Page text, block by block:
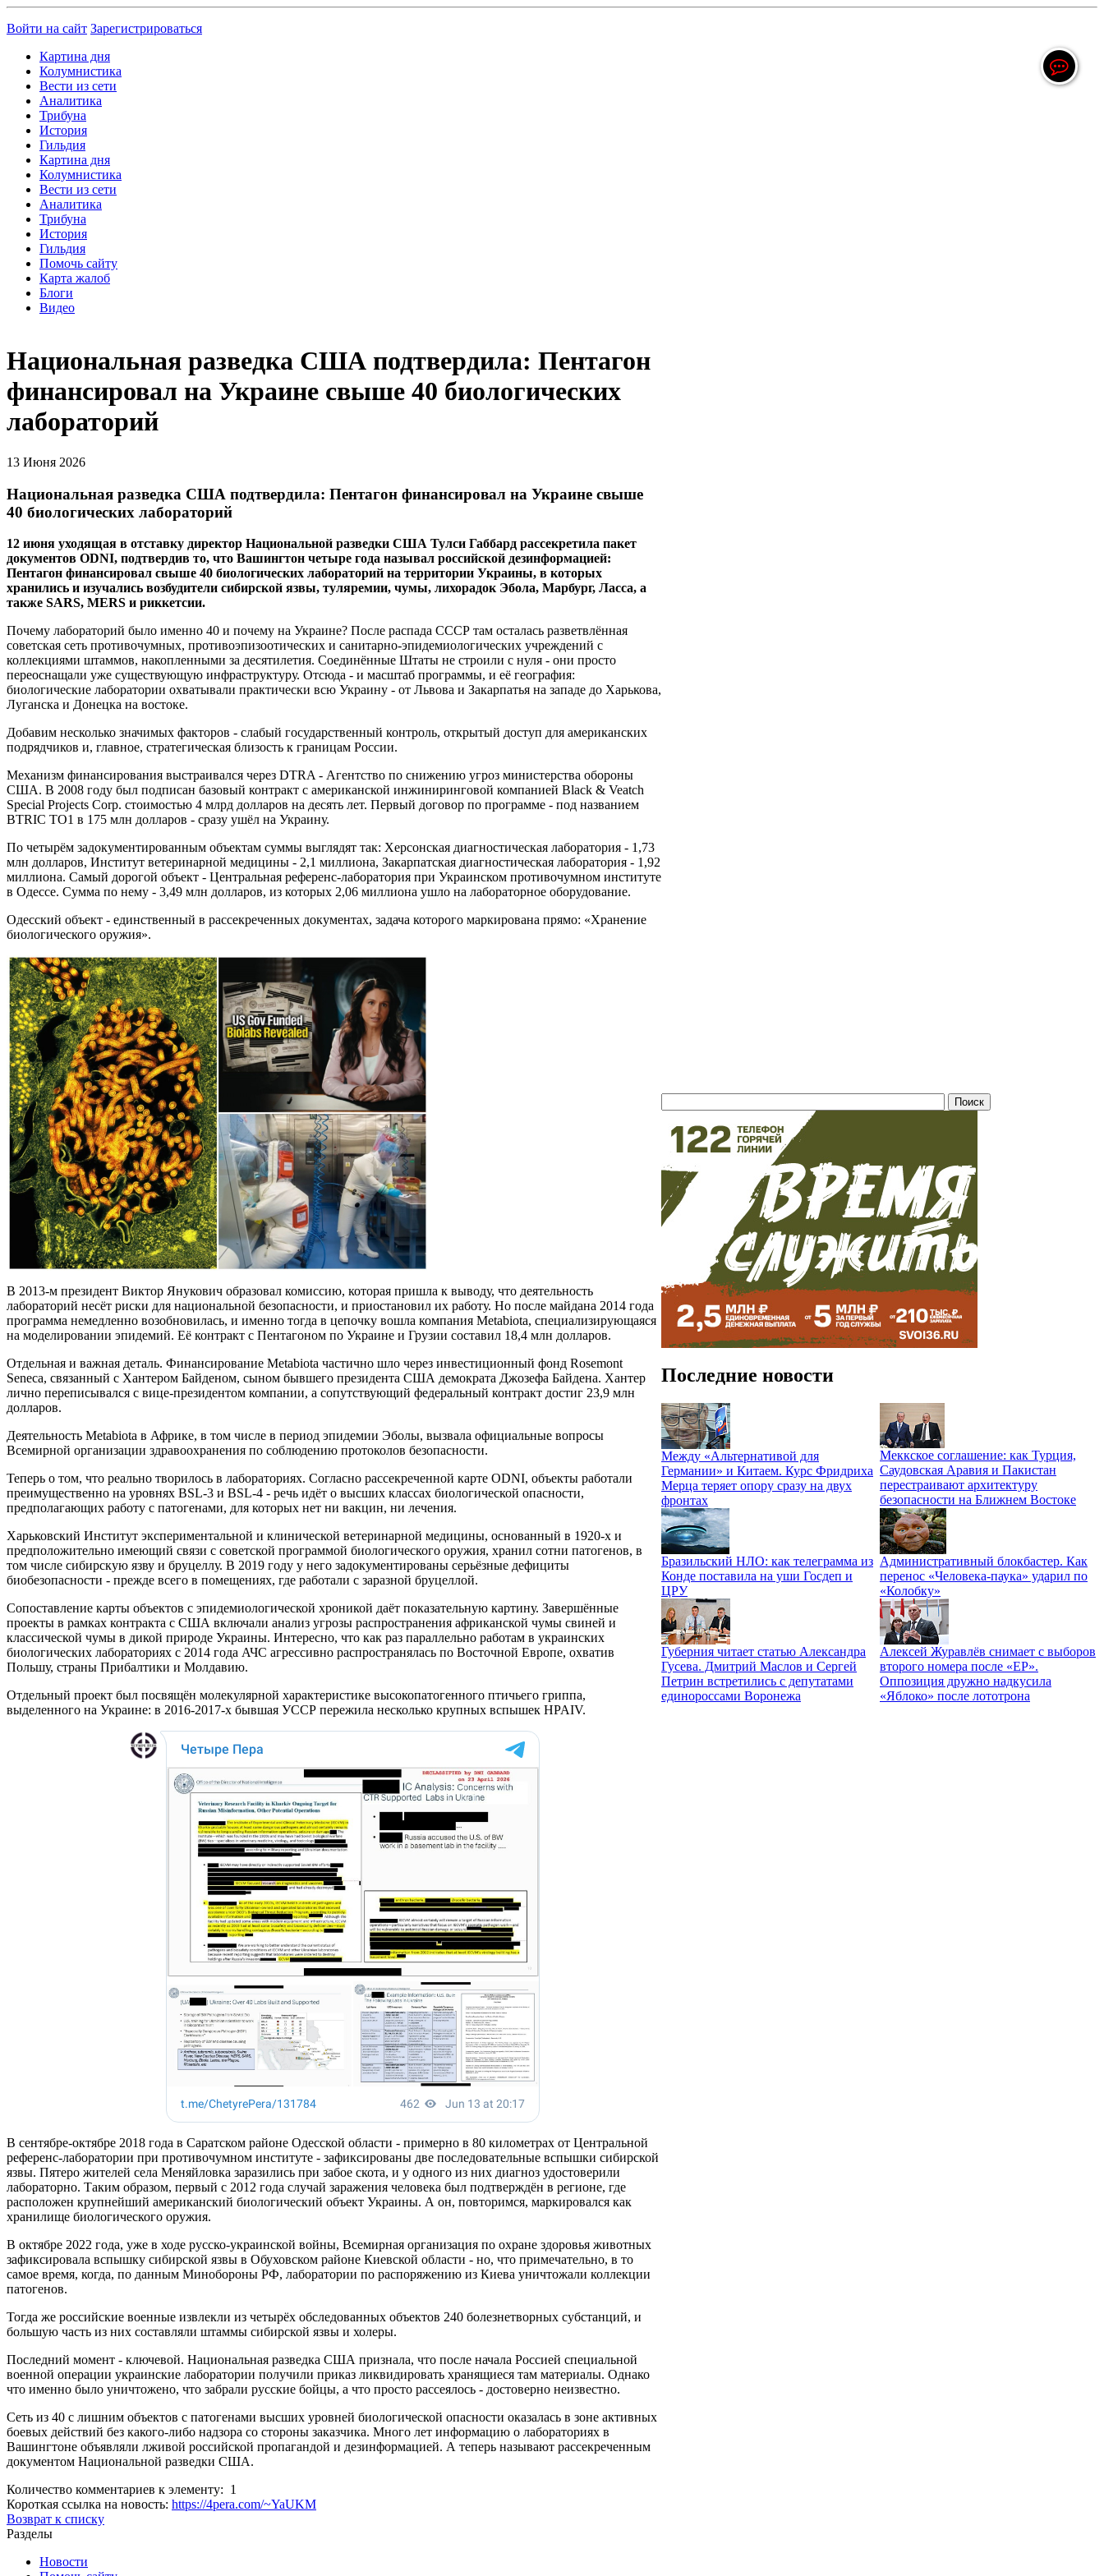
Войти на сайт Зарегистрироваться
Картина дня
Колумнистика
Вести из сети
Аналитика
Трибуна
История
Гильдия
Картина дня
Колумнистика
Вести из сети
Аналитика
Трибуна
История
Гильдия
Помочь сайту
Карта жалоб
Блоги
Видео
Национальная разведка США подтвердила: Пентагон
финансировал на Украине свыше 40 биологических
лабораторий
13 Июня 2026
Национальная разведка США подтвердила: Пентагон финансировал на Украине свыше
40 биологических лабораторий
12 июня уходящая в отставку директор Национальной разведки США Тулси Габбард рассекретила пакет
документов ODNI, подтвердив то, что Вашингтон четыре года называл российской дезинформацией:
Пентагон финансировал свыше 40 биологических лабораторий на территории Украины, в которых
хранились и изучались возбудители сибирской язвы, туляремии, чумы, лихорадок Эбола, Марбург, Ласса, а
также SARS, MERS и риккетсии.
Почему лабораторий было именно 40 и почему на Украине? После распада СССР там осталась разветвлённая
советская сеть противочумных, противоэпизоотических и санитарно-эпидемиологических учреждений с
коллекциями штаммов, накопленными за десятилетия. Соединённые Штаты не строили с нуля - они просто
переоснащали уже существующую инфраструктуру. Отсюда - и масштаб программы, и её география:
биологические лаборатории охватывали практически всю Украину - от Львова и Закарпатья на западе до Харькова,
Луганска и Донецка на востоке.
Добавим несколько значимых факторов - слабый государственный контроль, открытый доступ для американских
подрядчиков и, главное, стратегическая близость к границам России.
Механизм финансирования выстраивался через DTRA - Агентство по снижению угроз министерства обороны
США. В 2008 году был подписан базовый контракт с американской инжиниринговой компанией Black & Veatch
Special Projects Corp. стоимостью 4 млрд долларов на десять лет. Первый договор по программе - под названием
BTRIC TO1 в 175 млн долларов - сразу ушёл на Украину.
По четырём задокументированным объектам суммы выглядят так: Херсонская диагностическая лаборатория - 1,73
млн долларов, Институт ветеринарной медицины - 2,1 миллиона, Закарпатская диагностическая лаборатория - 1,92
миллиона. Самый дорогой объект - Центральная референс-лаборатория при Украинском противочумном институте
в Одессе. Сумма по нему - 3,49 млн долларов, из которых 2,06 миллиона ушло на лабораторное оборудование.
Одесский объект - единственный в рассекреченных документах, задача которого маркирована прямо: «Хранение
биологического оружия».
В 2013-м президент Виктор Янукович образовал комиссию, которая пришла к выводу, что деятельность
лабораторий несёт риски для национальной безопасности, и приостановил их работу. Но после майдана 2014 года
программа немедленно возобновилась, и именно тогда в цепочку вошла компания Metabiota, специализирующаяся
на моделировании эпидемий. Её контракт с Пентагоном по Украине и Грузии составил 18,4 млн долларов.
Отдельная и важная деталь. Финансирование Metabiota частично шло через инвестиционный фонд Rosemont
Seneca, связанный с Хантером Байденом, сыном бывшего президента США демократа Джозефа Байдена. Хантер
лично переписывался с вице-президентом компании, а сопутствующий федеральный контракт достиг 23,9 млн
долларов.
Деятельность Metabiota в Африке, в том числе в период эпидемии Эболы, вызвала официальные вопросы
Всемирной организации здравоохранения по соблюдению протоколов безопасности.
Теперь о том, что реально творилось в лабораториях. Согласно рассекреченной карте ODNI, объекты работали
преимущественно на уровнях BSL-3 и BSL-4 - речь идёт о высших классах биологической опасности,
предполагающих работу с патогенами, для которых нет ни вакцин, ни лечения.
Харьковский Институт экспериментальной и клинической ветеринарной медицины, основанный в 1920-х и
предположительно имеющий связи с советской программой биологического оружия, хранил сотни патогенов, в
том числе сибирскую язву и бруцеллу. В 2019 году у него задокументированы серьёзные дефициты
биобезопасности - прежде всего в помещениях, где работали с заразной бруцеллой.
Сопоставление карты объектов с эпидемиологической хроникой даёт показательную картину. Завершённые
проекты в рамках контракта с США включали анализ угрозы распространения африканской чумы свиней и
классической чумы в дикой природе Украины. Интересно, что как раз параллельно работам в украинских
биологических лабораториях с 2014 года АЧС агрессивно распространялась по Восточной Европе, охватив
Польшу, страны Прибалтики и Молдавию.
Отдельный проект был посвящён молекулярной характеристике высокопатогенного птичьего гриппа,
выделенного на Украине: в 2016-2017-х бывшая УССР пережила несколько крупных вспышек HPAIV.
В сентябре-октябре 2018 года в Саратском районе Одесской области - примерно в 80 километрах от Центральной
референс-лаборатории при противочумном институте - зафиксированы две последовательные вспышки сибирской
язвы. Пятеро жителей села Меняйловка заразились при забое скота, и у одного из них диагноз удостоверили
лабораторно. Таким образом, первый с 2012 года случай заражения человека был подтверждён в регионе, где
расположен крупнейший американский биологический объект Украины. А он, повторимся, маркировался как
хранилище биологического оружия.
В октябре 2022 года, уже в ходе русско-украинской войны, Всемирная организация по охране здоровья животных
зафиксировала вспышку сибирской язвы в Обуховском районе Киевской области - но, что примечательно, в то
самое время, когда, по данным Минобороны РФ, лаборатории по распоряжению из Киева уничтожали коллекции
патогенов.
Тогда же российские военные извлекли из четырёх обследованных объектов 240 болезнетворных субстанций, и
большую часть из них составляли штаммы сибирской язвы и холеры.
Последний момент - ключевой. Национальная разведка США признала, что после начала Россией специальной
военной операции украинские лаборатории получили приказ ликвидировать хранящиеся там материалы. Однако
что именно было уничтожено, что забрали русские бойцы, а что просто рассеялось - достоверно неизвестно.
Сеть из 40 с лишним объектов с патогенами высших уровней биологической опасности оказалась в зоне активных
боевых действий без какого-либо надзора со стороны заказчика. Много лет информацию о лабораториях в
Вашингтоне объявляли лживой российской пропагандой и дезинформацией. А теперь называют рассекреченным
документом Национальной разведки США.
Количество комментариев к элементу: 1
Короткая ссылка на новость: https://4pera.com/~YaUKM
Возврат к списку
Последние новости
Между «Альтернативой для
Германии» и Китаем. Курс Фридриха
Мерца теряет опору сразу на двух
фронтах
Меккское соглашение: как Турция,
Саудовская Аравия и Пакистан
перестраивают архитектуру
безопасности на Ближнем Востоке
Бразильский НЛО: как телеграмма из
Конде поставила на уши Госдеп и
ЦРУ
Административный блокбастер. Как
перенос «Человека-паука» ударил по
«Колобку»
Губерния читает статью Александра
Гусева. Дмитрий Маслов и Сергей
Петрин встретились с депутатами
единороссами Воронежа
Алексей Журавлёв снимает с выборов
второго номера после «ЕР».
Оппозиция дружно надкусила
«Яблоко» после лототрона
Разделы
Новости